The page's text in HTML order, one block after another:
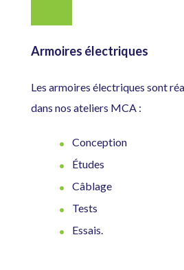
Armoires électriques
Les armoires électriques sont
dans nos ateliers MCA :
Conception
Études
Câblage
Tests
Essais.